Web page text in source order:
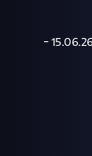
המהדורה המרכזית 15.06.26 -